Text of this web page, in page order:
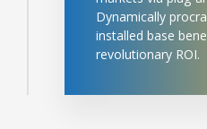
Dynamically
installed base
revolutionary ROI.